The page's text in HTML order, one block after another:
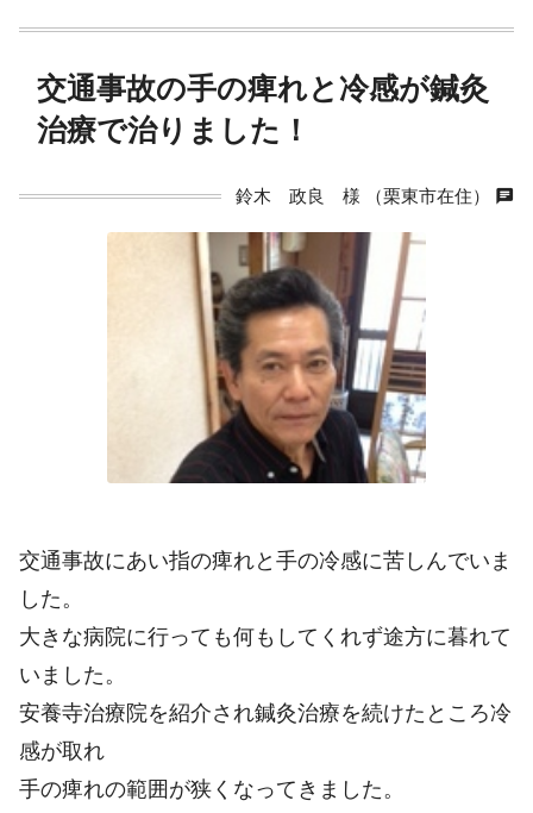
交通事故の手の痺れと冷感が鍼灸
治療で治りました！
鈴木 政良 様 （栗東市在住） chat
交通事故にあい指の痺れと手の冷感に苦しんでいま
した。
大きな病院に行っても何もしてくれず途方に暮れて
いました。
安養寺治療院を紹介され鍼灸治療を続けたところ冷
感が取れ
手の痺れの範囲が狭くなってきました。